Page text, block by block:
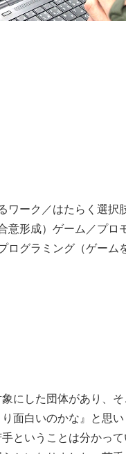
ワーク／はたらく選
意形成）ゲーム／プロ
ログラミング（ゲーム
象にした団体があり、
面白いのかな』と思い
手ということは分かっ